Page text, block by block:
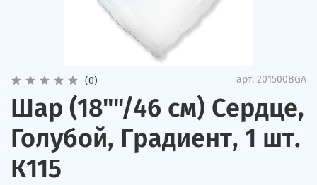
(0) арт. 201500BGA
Шар (18""/46 см) Сердце,
Голубой, Градиент, 1 шт.
К115